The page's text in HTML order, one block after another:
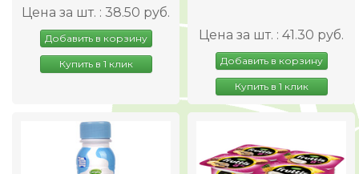
Цена за шт. : 38.50 руб.
Добавить в корзину
Купить в 1 клик
Цена за шт. : 41.30 руб.
Добавить в корзину
Купить в 1 клик